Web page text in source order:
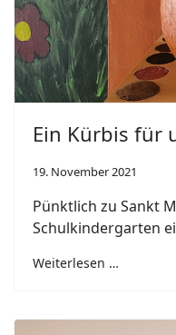
Ein Kürbis für
19. November 2021
Pünktlich zu Sankt
Schulkindergarten
Weiterlesen …